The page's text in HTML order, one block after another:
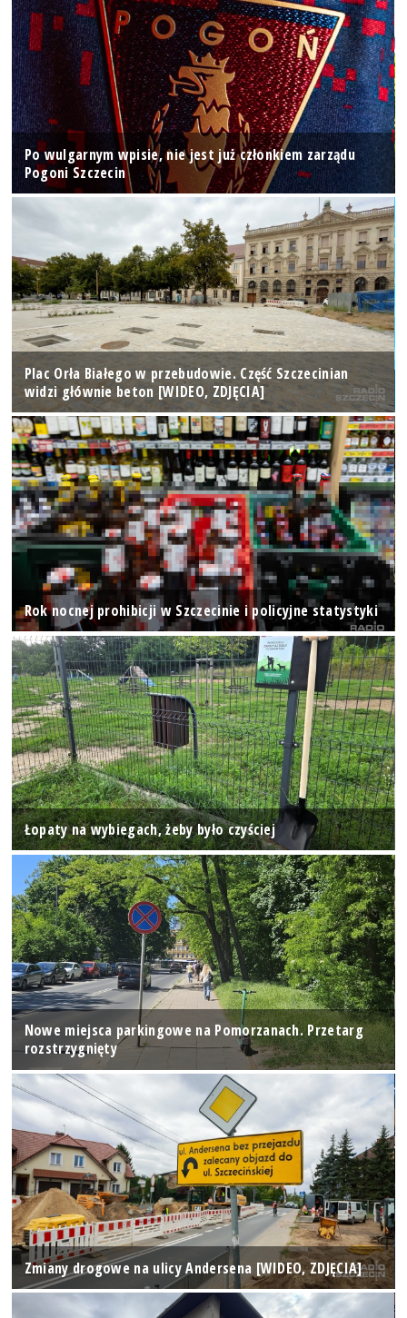
Po wulgarnym wpisie, nie jest już członkiem zarządu
Pogoni Szczecin
Plac Orła Białego w przebudowie. Część Szczecinian
widzi głównie beton [WIDEO, ZDJĘCIA]
Rok nocnej prohibicji w Szczecinie i policyjne statystyki
Łopaty na wybiegach, żeby było czyściej
Nowe miejsca parkingowe na Pomorzanach. Przetarg
rozstrzygnięty
Zmiany drogowe na ulicy Andersena [WIDEO, ZDJĘCIA]